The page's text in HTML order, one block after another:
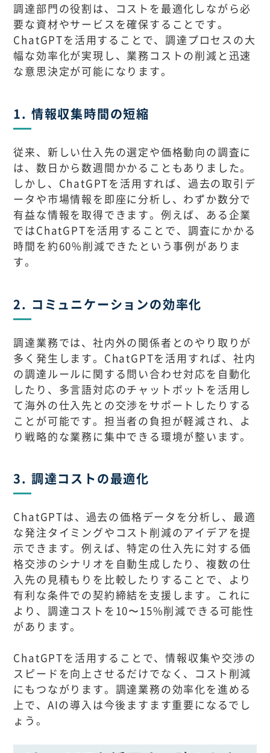
調達部門の役割は、コストを最適化しながら必
要な資材やサービスを確保することです。
ChatGPTを活用することで、調達プロセスの大
幅な効率化が実現し、業務コストの削減と迅速
な意思決定が可能になります。
1. 情報収集時間の短縮
従来、新しい仕入先の選定や価格動向の調査に
は、数日から数週間かかることもありました。
しかし、ChatGPTを活用すれば、過去の取引デ
ータや市場情報を即座に分析し、わずか数分で
有益な情報を取得できます。例えば、ある企業
ではChatGPTを活用することで、調査にかかる
時間を約60%削減できたという事例がありま
す。
2. コミュニケーションの効率化
調達業務では、社内外の関係者とのやり取りが
多く発生します。ChatGPTを活用すれば、社内
の調達ルールに関する問い合わせ対応を自動化
したり、多言語対応のチャットボットを活用し
て海外の仕入先との交渉をサポートしたりする
ことが可能です。担当者の負担が軽減され、よ
り戦略的な業務に集中できる環境が整います。
3. 調達コストの最適化
ChatGPTは、過去の価格データを分析し、最適
な発注タイミングやコスト削減のアイデアを提
示できます。例えば、特定の仕入先に対する価
格交渉のシナリオを自動生成したり、複数の仕
入先の見積もりを比較したりすることで、より
有利な条件での契約締結を支援します。これに
より、調達コストを10〜15%削減できる可能性
があります。
ChatGPTを活用することで、情報収集や交渉の
スピードを向上させるだけでなく、コスト削減
にもつながります。調達業務の効率化を進める
上で、AIの導入は今後ますます重要になるでし
ょう。